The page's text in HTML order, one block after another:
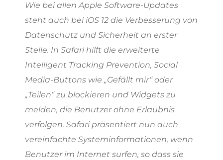
Wie bei allen Apple Software-Updates
steht auch bei iOS 12 die Verbesserung von
Datenschutz und Sicherheit an erster
Stelle. In Safari hilft die erweiterte
Intelligent Tracking Prevention, Social
Media-Buttons wie „Gefällt mir“ oder
„Teilen“ zu blockieren und Widgets zu
melden, die Benutzer ohne Erlaubnis
verfolgen. Safari präsentiert nun auch
vereinfachte Systeminformationen, wenn
Benutzer im Internet surfen, so dass sie